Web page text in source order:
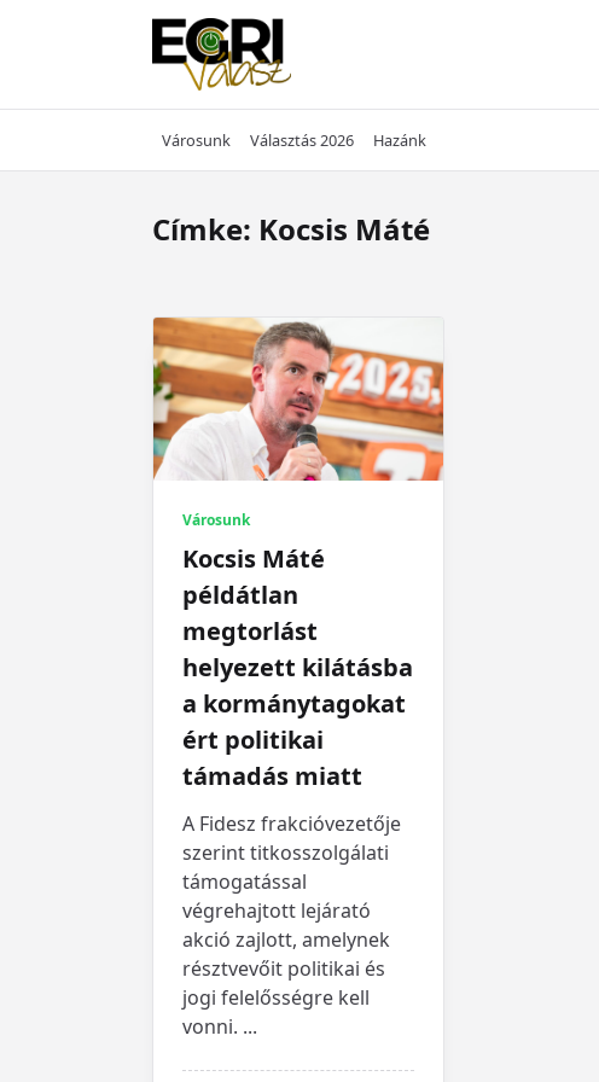
Városunk Választás 2026 Hazánk
Címke: Kocsis Máté
Városunk
Kocsis Máté
példátlan
megtorlást
helyezett kilátásba
a kormánytagokat
ért politikai
támadás miatt
A Fidesz frakcióvezetője
szerint titkosszolgálati
támogatással
végrehajtott lejárató
akció zajlott, amelynek
résztvevőit politikai és
jogi felelősségre kell
vonni. ...